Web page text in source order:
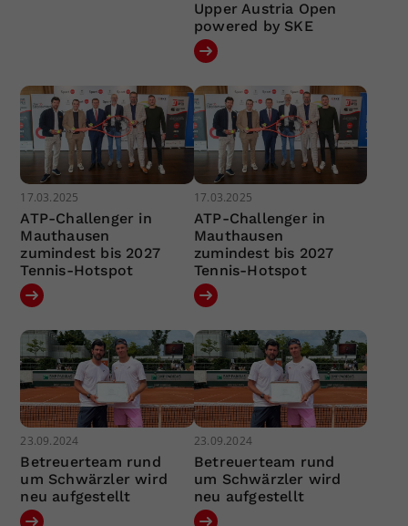
Upper Austria Open
powered by SKE
17.03.2025
ATP-Challenger in
Mauthausen
zumindest bis 2027
Tennis-Hotspot
17.03.2025
ATP-Challenger in
Mauthausen
zumindest bis 2027
Tennis-Hotspot
23.09.2024
Betreuerteam rund
um Schwärzler wird
neu aufgestellt
23.09.2024
Betreuerteam rund
um Schwärzler wird
neu aufgestellt